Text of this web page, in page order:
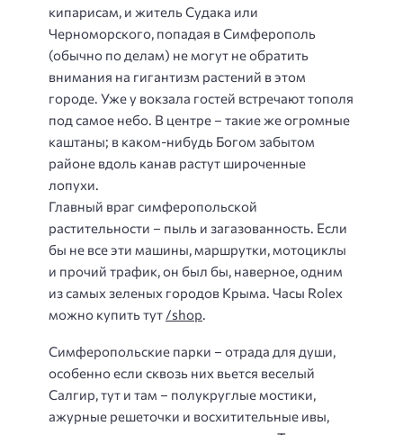
кипарисам, и житель Судака или
Черноморского, попадая в Симферополь
(обычно по делам) не могут не обратить
внимания на гигантизм растений в этом
городе. Уже у вокзала гостей встречают тополя
под самое небо. В центре – такие же огромные
каштаны; в каком-нибудь Богом забытом
районе вдоль канав растут широченные
лопухи.
Главный враг симферопольской
растительности – пыль и загазованность. Если
бы не все эти машины, маршрутки, мотоциклы
и прочий трафик, он был бы, наверное, одним
из самых зеленых городов Крыма. Часы Rolex
можно купить тут /shop.
Симферопольские парки – отрада для души,
особенно если сквозь них вьется веселый
Салгир, тут и там – полукруглые мостики,
ажурные решеточки и восхитительные ивы,